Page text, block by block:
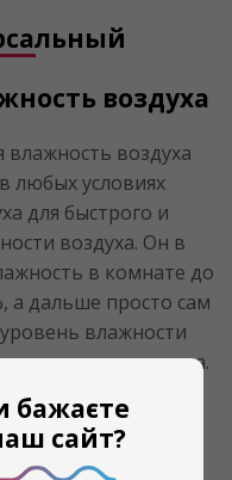
воздуха
воздуха
любых условиях
для быстрого и
воздуха. Он в
в комнате до
а дальше просто сам
влажности
стороны человека.
плесени и
бажаєте
сайт?